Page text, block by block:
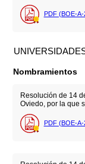
PDF (BOE-
Nombramientos
Resolución de 14
Oviedo, por la que
PDF (BOE-A-